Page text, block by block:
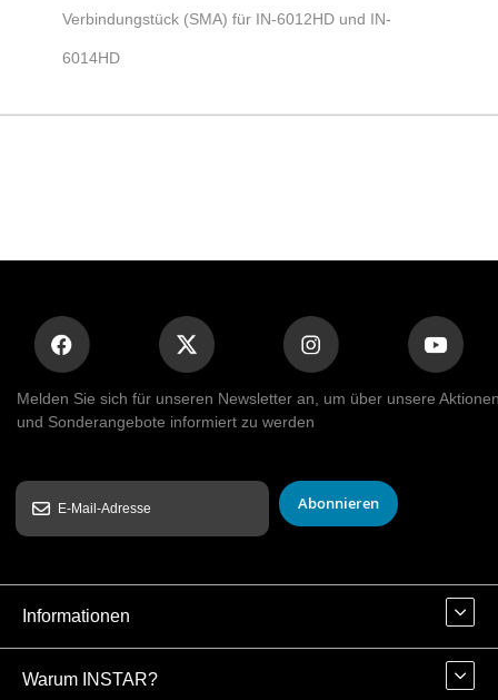
Verbindungstück (SMA) für IN-6012HD und IN-
6014HD
Melden Sie sich für unseren Newsletter an, um über unsere
und Sonderangebote informiert zu werden
Abonnieren
Informationen
Warum INSTAR?